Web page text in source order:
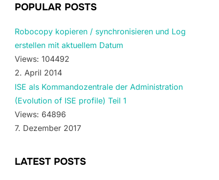
POPULAR POSTS
Robocopy kopieren / synchronisieren und Log
erstellen mit aktuellem Datum
Views: 104492
2. April 2014
ISE als Kommandozentrale der Administration
(Evolution of ISE profile) Teil 1
Views: 64896
7. Dezember 2017
LATEST POSTS